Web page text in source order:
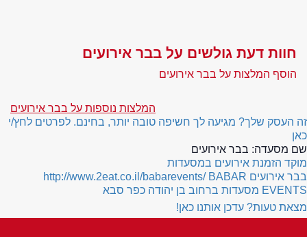
חוות דעת גולשים על בבר אירועים
הוסף המלצות על בבר אירועים
המלצות נוספות על בבר אירועים
זה העסק שלך? מגיעה לך חשיפה טובה יותר, בחינם. לפרטים לחץ/י
כאן
שם מסעדה: בבר אירועים
מוקד הזמנת אירועים במסעדות
בבר אירועים
http://www.2eat.co.il/babarevents/ BABAR
EVENTS מסעדות ברחוב בן יהודה כפר סבא
מצאת טעות? עדכן אותנו כאן!